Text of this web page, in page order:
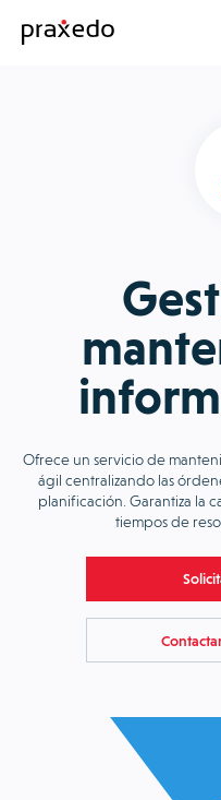
Ofrece un servicio de
ágil centralizando las
planificación. Garantiza la
tiempos de